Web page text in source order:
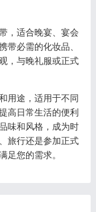
适合晚宴、宴会
带必需的化妆品、
，与晚礼服或正式
途，适用于不同
高日常生活的便利
味和风格，成为时
旅行还是参加正式
足您的需求。